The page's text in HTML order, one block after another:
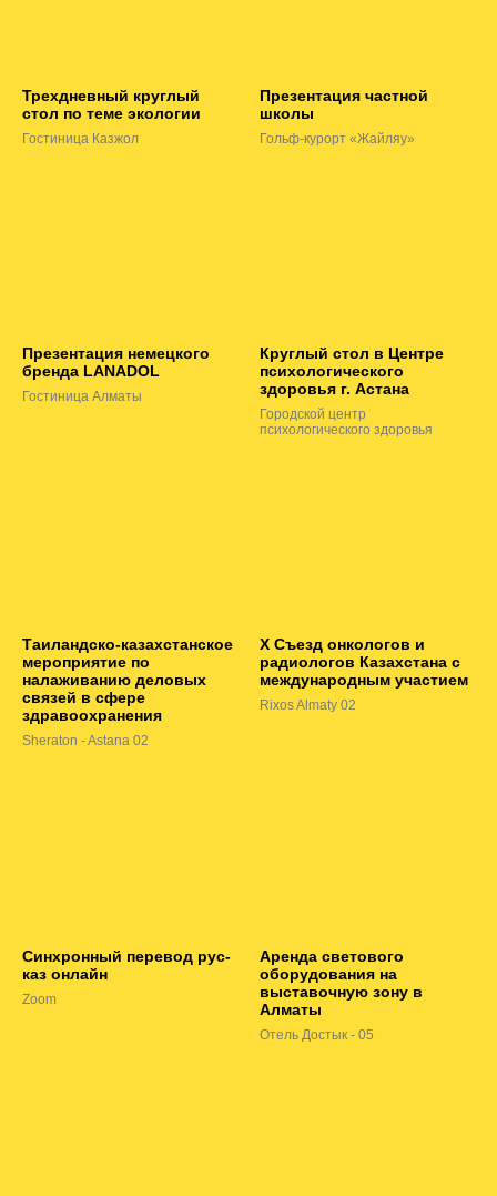
Трехдневный круглый
стол по теме экологии
Гостиница Казжол
Презентация частной
школы
Гольф-курорт «Жайляу»
Презентация немецкого
бренда LANADOL
Гостиница Алматы
Круглый стол в Центре
психологического
здоровья г. Астана
Городской центр
психологического здоровья
Таиландско-казахстанское
мероприятие по
налаживанию деловых
связей в сфере
здравоохранения
Sheraton - Astana 02
Х Съезд онкологов и
радиологов Казахстана с
международным участием
Rixos Almaty 02
Синхронный перевод рус-
каз онлайн
Zoom
Аренда светового
оборудования на
выставочную зону в
Алматы
Отель Достык - 05